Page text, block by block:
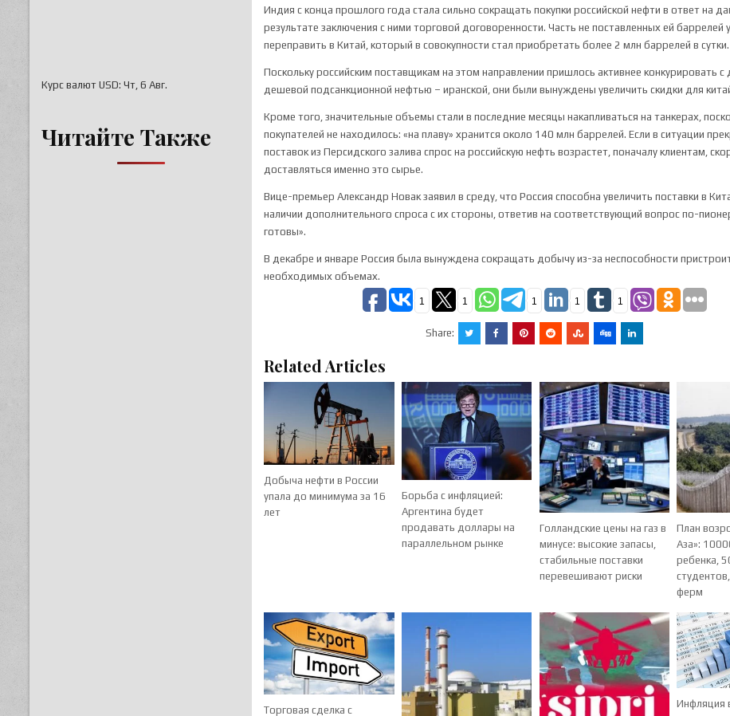
Индия с конца прошлого года стала сильно сокращать покупки российской нефти в ответ на
результате заключения с ними торговой договоренности. Часть не поставленных ей баррелей
переправить в Китай, который в совокупности стал приобретать более 2 млн баррелей в сутки.
Поскольку российским поставщикам на этом направлении пришлось активнее конкурировать с
дешевой подсанкционной нефтью – иранской, они были вынуждены увеличить скидки для
Кроме того, значительные объемы стали в последние месяцы накапливаться на танкерах,
покупателей не находилось: «на плаву» хранится около 140 млн баррелей. Если в ситуации
поставок из Персидского залива спрос на российскую нефть возрастет, поначалу клиентам,
доставляться именно это сырье.
Вице-премьер Александр Новак заявил в среду, что Россия способна увеличить поставки в
наличии дополнительного спроса с их стороны, ответив на соответствующий вопрос по-
готовы».
В декабре и январе Россия была вынуждена сокращать добычу из-за неспособности
необходимых объемах.
1 1 1 1 1
Share:
Related Articles
Добыча нефти в России
упала до минимума за 16
лет
Борьба с инфляцией:
Аргентина будет
продавать доллары на
параллельном рынке
Голландские цены на газ в
минусе: высокие запасы,
стабильные поставки
перевешивают риски
План
Аза»:
ребенка,
ферм
Торговая сделка с
Инфляция
Курс валют USD: Чт, 6 Авг.
Читайте Также